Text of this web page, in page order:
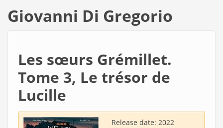
Giovanni Di Gregorio
Les sœurs Grémillet.
Tome 3, Le trésor de
Lucille
Release date: 2022